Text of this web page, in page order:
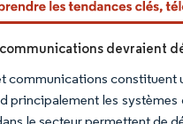
devraient
communications
principalement les